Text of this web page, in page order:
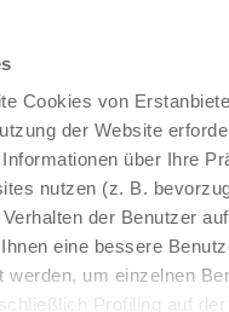
Cookies von
der Website
über Ihre
nutzen (z. B.
der Benutzer
eine bessere
um einzelnen
Profiling auf
- Immer auf dem